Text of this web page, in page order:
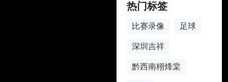
热门标签
比赛录像 足球
深圳吉祥
黔西南栩烽棠